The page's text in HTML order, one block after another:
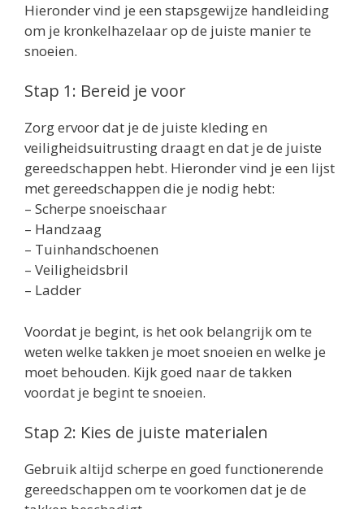
Hieronder vind je een stapsgewijze handleiding
om je kronkelhazelaar op de juiste manier te
snoeien.
Stap 1: Bereid je voor
Zorg ervoor dat je de juiste kleding en
veiligheidsuitrusting draagt en dat je de juiste
gereedschappen hebt. Hieronder vind je een lijst
met gereedschappen die je nodig hebt:
– Scherpe snoeischaar
– Handzaag
– Tuinhandschoenen
– Veiligheidsbril
– Ladder
Voordat je begint, is het ook belangrijk om te
weten welke takken je moet snoeien en welke je
moet behouden. Kijk goed naar de takken
voordat je begint te snoeien.
Stap 2: Kies de juiste materialen
Gebruik altijd scherpe en goed functionerende
gereedschappen om te voorkomen dat je de